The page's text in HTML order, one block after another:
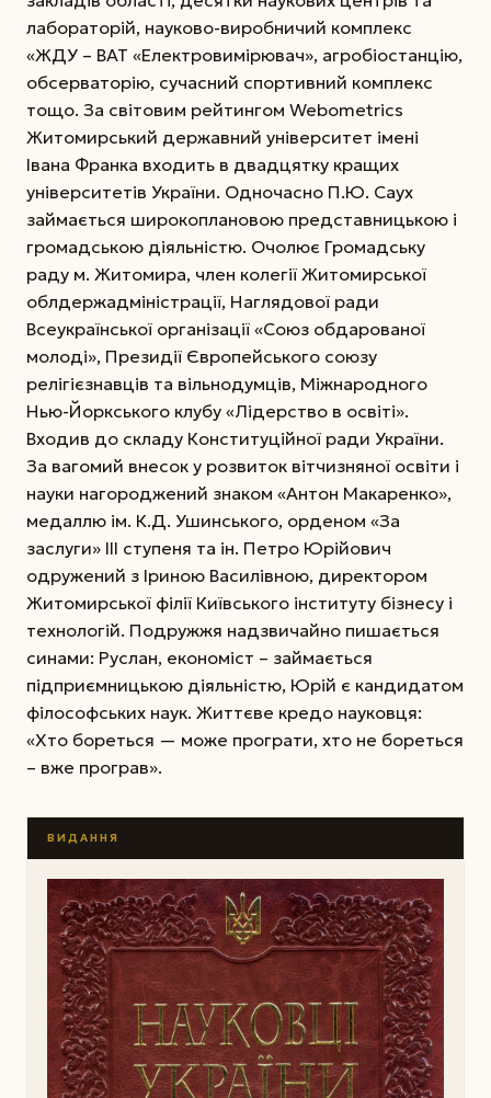
лабораторій, науково-виробничий комплекс
«ЖДУ – ВАТ «Електровимірювач», агробіостанцію,
обсерваторію, сучасний спортивний комплекс
тощо. За світовим рейтингом Webometrics
Житомирський державний університет імені
Івана Франка входить в двадцятку кращих
університетів України. Одночасно П.Ю. Саух
займається широкоплановою представницькою і
громадською діяльністю. Очолює Громадську
раду м. Житомира, член колегії Житомирської
облдержадміністрації, Наглядової ради
Всеукраїнської організації «Союз обдарованої
молоді», Президії Європейського союзу
релігієзнавців та вільнодумців, Міжнародного
Нью-Йоркського клубу «Лідерство в освіті».
Входив до складу Конституційної ради України.
За вагомий внесок у розвиток вітчизняної освіти і
науки нагороджений знаком «Антон Макаренко»,
медаллю ім. К.Д. Ушинського, орденом «За
заслуги» ІІІ ступеня та ін. Петро Юрійович
одружений з Іриною Василівною, директором
Житомирської філії Київського інституту бізнесу і
технологій. Подружжя надзвичайно пишається
синами: Руслан, економіст – займається
підприємницькою діяльністю, Юрій є кандидатом
філософських наук. Життєве кредо науковця:
«Хто бореться — може програти, хто не бореться
– вже програв».
ВИДАННЯ